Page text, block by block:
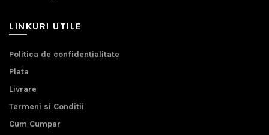
LINKURI UTILE
Politica de confidentialitate
Plata
Livrare
Termeni si Conditii
Cum Cumpar